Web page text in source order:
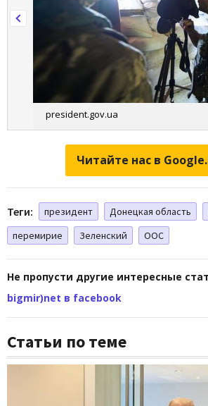
president.gov.ua
Читайте нас в
Теги: президент Донецкая область
перемирие
Зеленский ООС
Не пропусти другие интересные
bigmir)net в facebook
Статьи по теме